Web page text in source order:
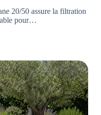
20/50 assure la filtration
pour…